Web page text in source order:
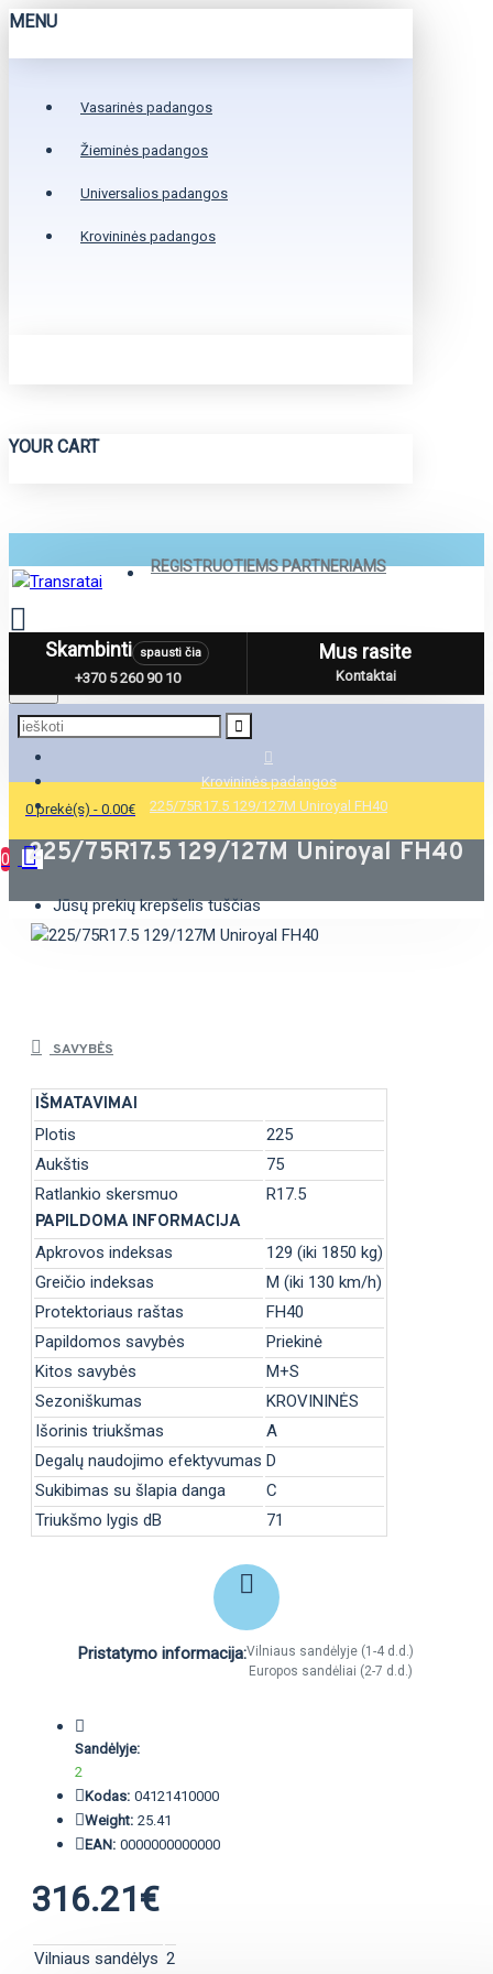
MENU
Vasarinės padangos
Žieminės padangos
Universalios padangos
Krovininės padangos
YOUR CART
REGISTRUOTIEMS PARTNERIAMS
Menu
0 prekė(s) - 0.00€
0
Jūsų prekių krepšelis tuščias
Skambinti spausti čia
+370 5 260 90 10
Mus rasite
Kontaktai
Krovininės padangos
225/75R17.5 129/127M Uniroyal FH40
225/75R17.5 129/127M Uniroyal FH40
SAVYBĖS
IŠMATAVIMAI
Plotis
225
Aukštis
75
Ratlankio skersmuo
R17.5
PAPILDOMA INFORMACIJA
Apkrovos indeksas
129 (iki 1850 kg)
Greičio indeksas
M (iki 130 km/h)
Protektoriaus raštas
FH40
Papildomos savybės
Priekinė
Kitos savybės
M+S
Sezoniškumas
KROVININĖS
Išorinis triukšmas
A
Degalų naudojimo efektyvumas D
Sukibimas su šlapia danga
C
Triukšmo lygis dB
71
Pristatymo informacija:Vilniaus sandėlyje (1-4 d.d.)
Europos sandėliai (2-7 d.d.)
Sandėlyje:
2
Kodas: 04121410000
Weight: 25.41
EAN: 0000000000000
316.21€
Vilniaus sandėlys 2